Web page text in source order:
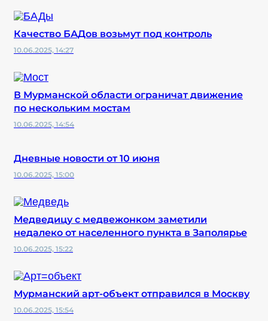
Качество БАДов возьмут под контроль
10.06.2025, 14:27
В Мурманской области ограничат движение
по нескольким мостам
10.06.2025, 14:54
Дневные новости от 10 июня
10.06.2025, 15:00
Медведицу с медвежонком заметили
недалеко от населенного пункта в Заполярье
10.06.2025, 15:22
Мурманский арт-объект отправился в Москву
10.06.2025, 15:54